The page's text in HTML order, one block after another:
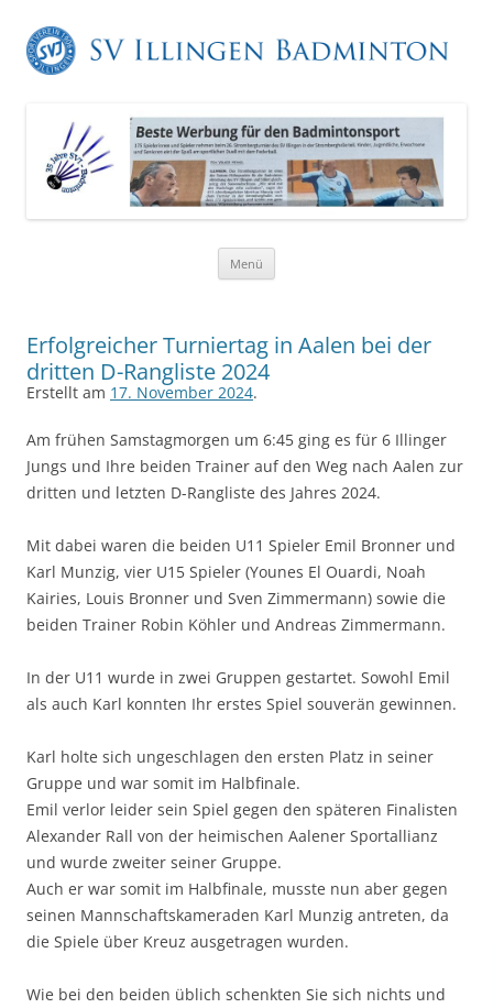
Menü
Erfolgreicher Turniertag in Aalen bei der
dritten D-Rangliste 2024
Erstellt am 17. November 2024.
Am frühen Samstagmorgen um 6:45 ging es für 6 Illinger
Jungs und Ihre beiden Trainer auf den Weg nach Aalen zur
dritten und letzten D-Rangliste des Jahres 2024.
Mit dabei waren die beiden U11 Spieler Emil Bronner und
Karl Munzig, vier U15 Spieler (Younes El Ouardi, Noah
Kairies, Louis Bronner und Sven Zimmermann) sowie die
beiden Trainer Robin Köhler und Andreas Zimmermann.
In der U11 wurde in zwei Gruppen gestartet. Sowohl Emil
als auch Karl konnten Ihr erstes Spiel souverän gewinnen.
Karl holte sich ungeschlagen den ersten Platz in seiner
Gruppe und war somit im Halbfinale.
Emil verlor leider sein Spiel gegen den späteren Finalisten
Alexander Rall von der heimischen Aalener Sportallianz
und wurde zweiter seiner Gruppe.
Auch er war somit im Halbfinale, musste nun aber gegen
seinen Mannschaftskameraden Karl Munzig antreten, da
die Spiele über Kreuz ausgetragen wurden.
Wie bei den beiden üblich schenkten Sie sich nichts und